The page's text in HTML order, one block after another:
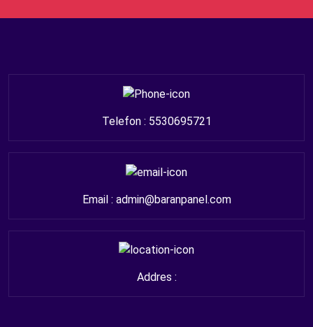
Telefon : 5530695721
Email : admin@baranpanel.com
Addres :